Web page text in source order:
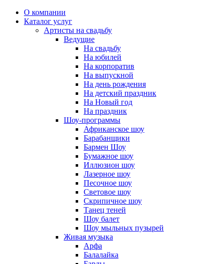
О компании
Каталог услуг
Артисты на свадьбу
Ведущие
На свадьбу
На юбилей
На корпоратив
На выпускной
На день рождения
На детский праздник
На Новый год
На праздник
Шоу-программы
Африканское шоу
Барабанщики
Бармен Шоу
Бумажное шоу
Иллюзион шоу
Лазерное шоу
Песочное шоу
Световое шоу
Скрипичное шоу
Танец теней
Шоу балет
Шоу мыльных пузырей
Живая музыка
Арфа
Балалайка